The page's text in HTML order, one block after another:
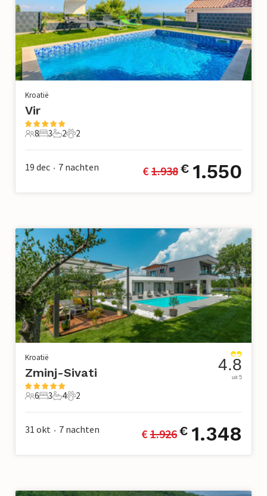
Kroatië
Vir
8 Gasten
8
3 Slaapkamers
3
2 Badkamers
2
2 Huisdieren
2
19 dec • 7 nachten € 1.938€ 1.550
Kroatië
Zminj-Sivati
6 Gasten
6
3 Slaapkamers
3
4 Badkamers
4
2 Huisdieren
2
4.8
uit 5
31 okt • 7 nachten € 1.926€ 1.348